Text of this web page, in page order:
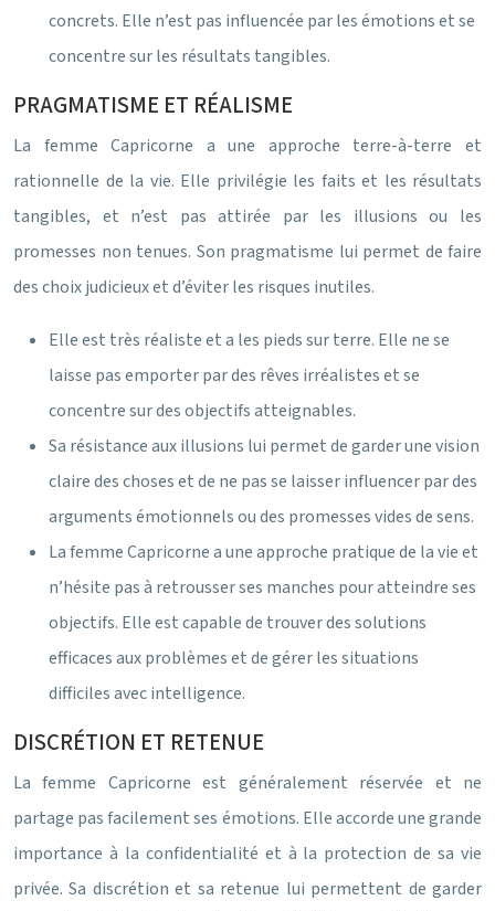
concrets. Elle n’est pas influencée par les émotions et se
concentre sur les résultats tangibles.
PRAGMATISME ET RÉALISME
La femme Capricorne a une approche terre-à-terre et
rationnelle de la vie. Elle privilégie les faits et les résultats
tangibles, et n’est pas attirée par les illusions ou les
promesses non tenues. Son pragmatisme lui permet de faire
des choix judicieux et d’éviter les risques inutiles.
Elle est très réaliste et a les pieds sur terre. Elle ne se
laisse pas emporter par des rêves irréalistes et se
concentre sur des objectifs atteignables.
Sa résistance aux illusions lui permet de garder une vision
claire des choses et de ne pas se laisser influencer par des
arguments émotionnels ou des promesses vides de sens.
La femme Capricorne a une approche pratique de la vie et
n’hésite pas à retrousser ses manches pour atteindre ses
objectifs. Elle est capable de trouver des solutions
efficaces aux problèmes et de gérer les situations
difficiles avec intelligence.
DISCRÉTION ET RETENUE
La femme Capricorne est généralement réservée et ne
partage pas facilement ses émotions. Elle accorde une grande
importance à la confidentialité et à la protection de sa vie
privée. Sa discrétion et sa retenue lui permettent de garder